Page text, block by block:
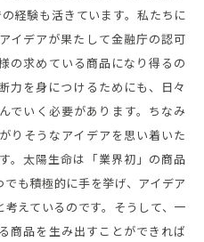
経験も活きています。私たちに
イデアが果たして金融庁の認可
の求めている商品になり得るの
力を身につけるためにも、日々
でいく必要があります。ちなみ
りそうなアイデアを思い着いた
。太陽生命は「業界初」の商品
も積極的に手を挙げ、アイデア
えているのです。そうして、一
商品を生み出すことができれば